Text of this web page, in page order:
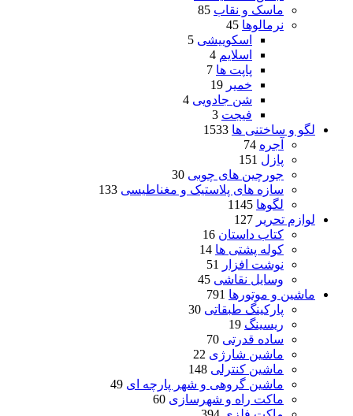
ماسک و نقاب 85
نرمالوها 45
اسکوییشی 5
اسلایم 4
پاپت ها 7
خمیر 19
شن جادویی 4
فیجت 3
لگو و ساختنی ها 1533
آجره 74
پازل 151
جورچین های چوبی 30
سازه های پلاستیک و مغناطیسی 133
لگوها 1145
لوازم تحریر 127
کتاب داستان 16
کوله پشتی ها 14
نوشت افزار
51
وسایل نقاشی 45
ماشین و موتورها 791
پارکینگ طبقاتی 30
ریسینگ 19
ساده قدرتی 70
ماشین شارژی 22
ماشین کنترلی 148
ماشین گروهی و شهر پارچه ای 49
ماکت راه و شهرسازی 60